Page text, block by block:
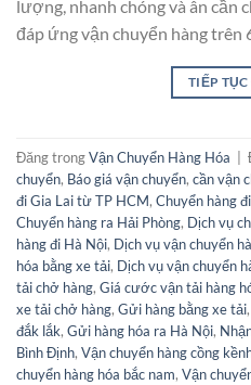
lượng, nhanh chóng và ân cần
đáp ứng vận chuyển hàng trên
TIẾP
Đăng trongVận Chuyển Hàng Hóa
chuyển, Báo giá vận chuyển, cần vận
đi Gia Lai từ TP HCM, Chuyển hàng
Chuyển hàng ra Hải Phòng, Dịch vụ
hàng đi Hà Nội, Dịch vụ vận chuyển
hóa bằng xe tải, Dịch vụ vận chuyển
tải chở hàng, Giá cước vận tải hàng
xe tải chở hàng, Gửi hàng bằng xe tải,
đắk lắk, Gửi hàng hóa ra Hà Nội,
Bình Định, Vận chuyển hàng cồng
chuyển hàng hóa bắc nam, Vận